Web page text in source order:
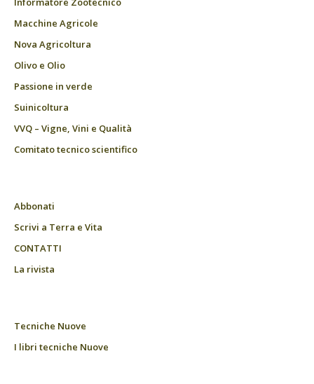
Macchine Agricole
Nova Agricoltura
Olivo e Olio
Passione in verde
Suinicoltura
VVQ – Vigne, Vini e Qualità
Comitato tecnico scientifico
Abbonati
Scrivi a Terra e Vita
CONTATTI
La rivista
Tecniche Nuove
I libri tecniche Nuove